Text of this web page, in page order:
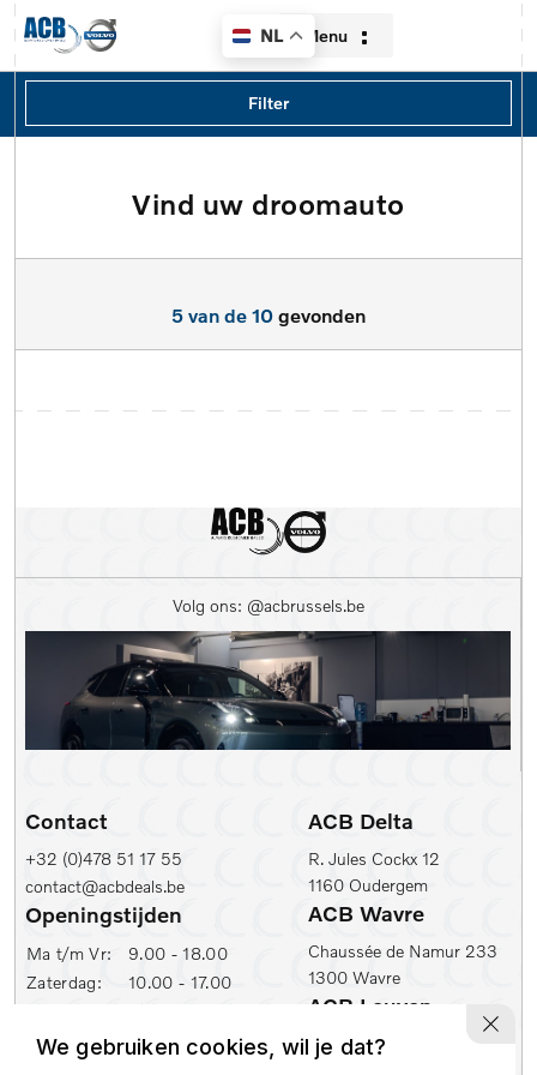
NL Menu
Home
Diensten
Vind uw droomauto
Filter
Filters
Merk
Type
Kleur
Carrosserie
Kilometerstand Van
Kilometerstand tot
1e inschrijfdatum min
1e inschrijfdatum max
5 van de 10 gevonden
Volg ons: @acbrussels.be
Contact
+32 (0)478 51 17 55
contact@acbdeals.be
Openingstijden
Ma t/m Vr:
9.00 - 18.00
Zaterdag:
10.00 - 17.00
ACB Zaventem
Leuvensesteenweg 430
ACB Delta
R. Jules Cockx 12
1160 Oudergem
ACB Wavre
Chaussée de Namur 233
1300 Wavre
ACB Leuven
Ambachtenlaan 2
We gebruiken cookies, wil je dat?